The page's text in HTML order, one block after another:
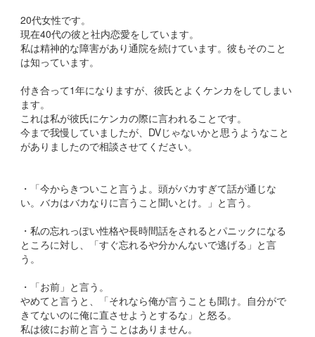
20代女性です。
現在40代の彼と社内恋愛をしています。
私は精神的な障害があり通院を続けています。彼もそのこと
は知っています。
付き合って1年になりますが、彼氏とよくケンカをしてしまい
ます。
これは私が彼氏にケンカの際に言われることです。
今まで我慢していましたが、DVじゃないかと思うようなこと
がありましたので相談させてください。
・「今からきついこと言うよ。頭がバカすぎて話が通じな
い。バカはバカなりに言うこと聞いとけ。」と言う。
・私の忘れっぽい性格や長時間話をされるとパニックになる
ところに対し、「すぐ忘れるや分かんないで逃げる」と言
う。
・「お前」と言う。
やめてと言うと、「それなら俺が言うことも聞け。自分がで
きてないのに俺に直させようとするな」と怒る。
私は彼にお前と言うことはありません。